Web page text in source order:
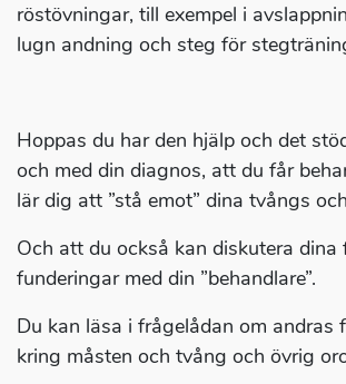
röstövningar, till exempel i
lugn andning och steg för
Hoppas du har den hjälp och det
och med din diagnos, att du får
lär dig att ”stå emot” dina tvångs
Och att du också kan diskutera dina
funderingar med din ”behandlare”.
Du kan läsa i frågelådan om andras
kring måsten och tvång och övrig